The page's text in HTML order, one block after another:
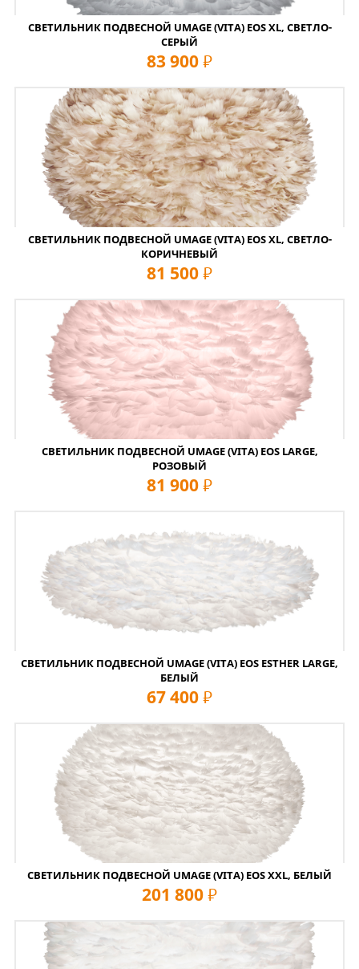
СВЕТИЛЬНИК ПОДВЕСНОЙ UMAGE (VITA) EOS XL, СВЕТЛО-
СЕРЫЙ
83 900 руб
СВЕТИЛЬНИК ПОДВЕСНОЙ UMAGE (VITA) EOS XL, СВЕТЛО-
КОРИЧНЕВЫЙ
81 500 руб
СВЕТИЛЬНИК ПОДВЕСНОЙ UMAGE (VITA) EOS LARGE,
РОЗОВЫЙ
81 900 руб
СВЕТИЛЬНИК ПОДВЕСНОЙ UMAGE (VITA) EOS ESTHER LARGE,
БЕЛЫЙ
67 400 руб
СВЕТИЛЬНИК ПОДВЕСНОЙ UMAGE (VITA) EOS XXL, БЕЛЫЙ
201 800 руб